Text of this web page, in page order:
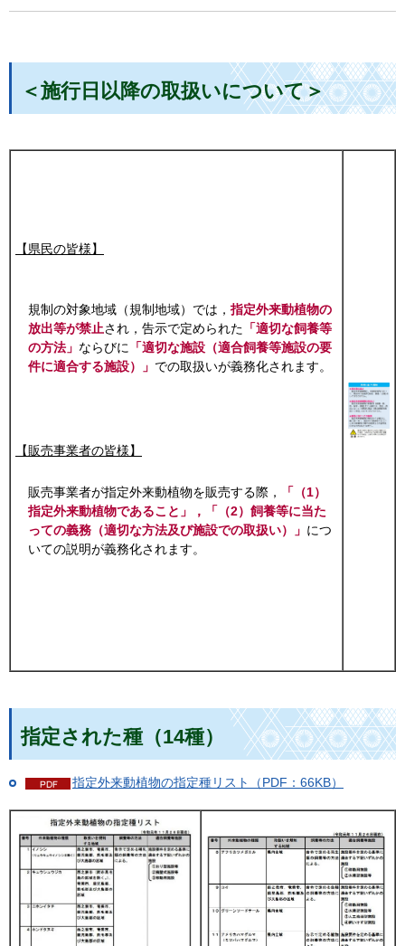
＜施行日以降の取扱いについて＞
【県民の皆様】
規制の対象地域（規制地域）では， 指定外来動植物の
放出等が禁止され，告示で定められた 「適切な飼養等
の方法」 ならびに 「適切な施設（適合飼養等施設の要
件に適合する施設）」 での取扱いが義務化されます。
【販売事業者の皆様】
販売事業者が指定外来動植物を販売する際，
「（1）
指定外来動植物であること」，「（2）飼養等に当た
っての義務（適切な方法及び施設での取扱い）」 につ
いての説明が義務化されます。
指定された種（14種）
指定外来動植物の指定種リスト（PDF：66KB）